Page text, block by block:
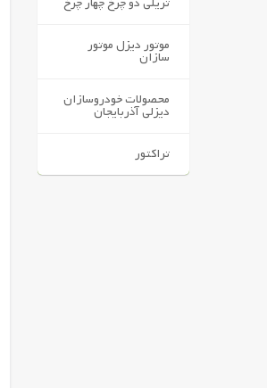
موتور دیزل موتور
سازان
محصولات خودروسازان
دیزلی آذربایجان
تراکتور